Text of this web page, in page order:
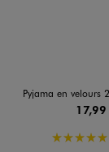
Pyjama en velours 2
17,99
5/5 de